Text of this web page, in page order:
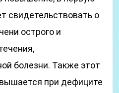
свидетельствовать о
острого и
болезни. Также этот
при дефиците